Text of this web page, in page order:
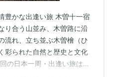
豊かな出逢い旅 木曽十一宿
り合う山並み、木曽路に沿
流れ、立ち並ぶ木曽檜（ひ
彩られた自然と歴史と文化
の日本一周・出逢い旅は、